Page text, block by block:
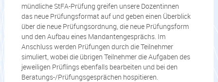
mündliche StFA-Prüfung greifen unsere Dozentinnen
das neue Prüfungsformat auf und geben einen Überblick
über die neue Prüfungsordnung, die neue Prüfungsform
und den Aufbau eines Mandantengesprächs. Im
Anschluss werden Prüfungen durch die Teilnehmer
simuliert, wobei die übrigen Teilnehmer die Aufgaben des
jeweiligen Prüflings ebenfalls bearbeiten und bei den
Beratungs-/Prüfungsgesprächen hospitieren.